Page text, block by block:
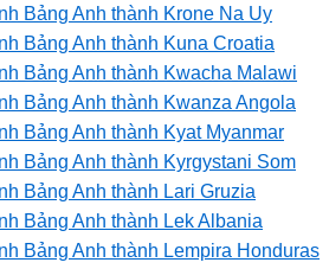
Bảng Anh thành Krone Na Uy
Bảng Anh thành Kuna Croatia
Bảng Anh thành Kwacha Malawi
Bảng Anh thành Kwanza Angola
Bảng Anh thành Kyat Myanmar
Bảng Anh thành Kyrgystani Som
Bảng Anh thành Lari Gruzia
Bảng Anh thành Lek Albania
Bảng Anh thành Lempira Honduras